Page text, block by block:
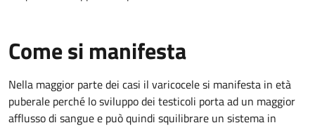
Come si manifesta
Nella maggior parte dei casi il varicocele si manifesta in età
puberale perché lo sviluppo dei testicoli porta ad un maggior
afflusso di sangue e può quindi squilibrare un sistema in